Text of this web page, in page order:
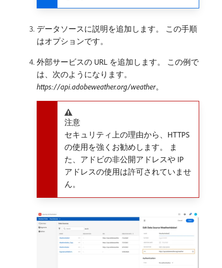
データソースに説明を追加します。 この手順
はオプションです。
外部サービスの URL を追加します。 この例で
は、次のようになります。
https://api.adobeweather.org/weather。
注意
セキュリティ上の理由から、HTTPS
の使用を強くお勧めします。 ま
た、アドビの非公開アドレスや IP
アドレスの使用は許可されていませ
ん。